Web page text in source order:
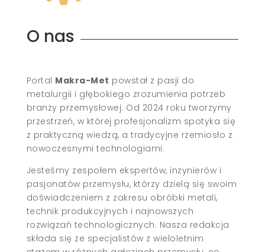
O nas
Portal Makra-Met powstał z pasji do
metalurgii i głębokiego zrozumienia potrzeb
branży przemysłowej. Od 2024 roku tworzymy
przestrzeń, w której profesjonalizm spotyka się
z praktyczną wiedzą, a tradycyjne rzemiosło z
nowoczesnymi technologiami.
Jesteśmy zespołem ekspertów, inżynierów i
pasjonatów przemysłu, którzy dzielą się swoim
doświadczeniem z zakresu obróbki metali,
technik produkcyjnych i najnowszych
rozwiązań technologicznych. Nasza redakcja
składa się ze specjalistów z wieloletnim